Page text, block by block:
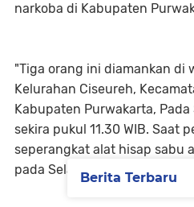
narkoba di Kabupaten
"Tiga orang ini diamankan di
Kelurahan Ciseureh,
Kabupaten Purwakarta,
sekira pukul 11.30 WIB. Saat
seperangkat alat hisap sabu
pada Selasa 17 Juni 2025.
Berita Terbaru